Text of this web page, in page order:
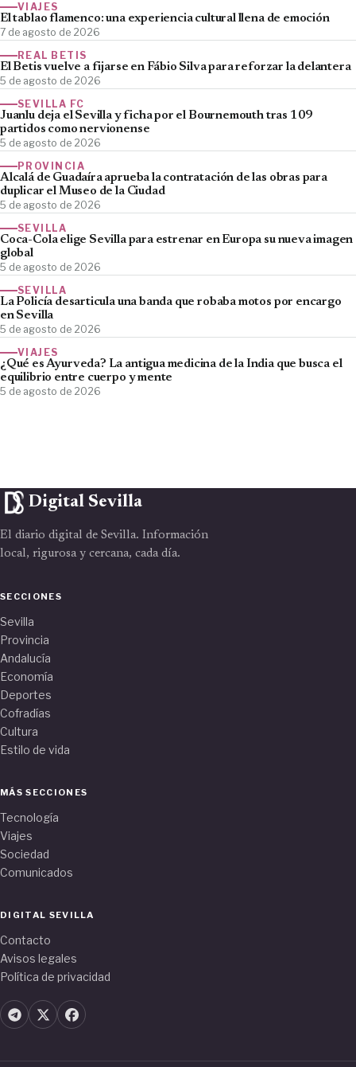
VIAJES
El tablao flamenco: una experiencia cultural llena de emoción
7 de agosto de 2026
REAL BETIS
El Betis vuelve a fijarse en Fábio Silva para reforzar la delantera
5 de agosto de 2026
SEVILLA FC
Juanlu deja el Sevilla y ficha por el Bournemouth tras 109
partidos como nervionense
5 de agosto de 2026
PROVINCIA
Alcalá de Guadaíra aprueba la contratación de las obras para
duplicar el Museo de la Ciudad
5 de agosto de 2026
SEVILLA
Coca-Cola elige Sevilla para estrenar en Europa su nueva imagen
global
5 de agosto de 2026
SEVILLA
La Policía desarticula una banda que robaba motos por encargo
en Sevilla
5 de agosto de 2026
VIAJES
¿Qué es Ayurveda? La antigua medicina de la India que busca el
equilibrio entre cuerpo y mente
5 de agosto de 2026
Digital Sevilla
El diario digital de Sevilla. Información
local, rigurosa y cercana, cada día.
SECCIONES
Sevilla
Provincia
Andalucía
Economía
Deportes
Cofradías
Cultura
Estilo de vida
MÁS SECCIONES
Tecnología
Viajes
Sociedad
Comunicados
DIGITAL SEVILLA
Contacto
Avisos legales
Política de privacidad